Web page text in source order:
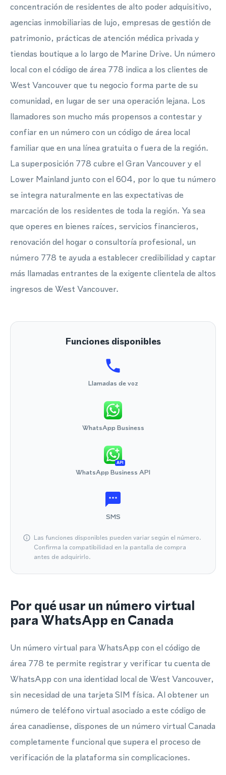
concentración de residentes de alto poder adquisitivo,
agencias inmobiliarias de lujo, empresas de gestión de
patrimonio, prácticas de atención médica privada y
tiendas boutique a lo largo de Marine Drive. Un número
local con el código de área 778 indica a los clientes de
West Vancouver que tu negocio forma parte de su
comunidad, en lugar de ser una operación lejana. Los
llamadores son mucho más propensos a contestar y
confiar en un número con un código de área local
familiar que en una línea gratuita o fuera de la región.
La superposición 778 cubre el Gran Vancouver y el
Lower Mainland junto con el 604, por lo que tu número
se integra naturalmente en las expectativas de
marcación de los residentes de toda la región. Ya sea
que operes en bienes raíces, servicios financieros,
renovación del hogar o consultoría profesional, un
número 778 te ayuda a establecer credibilidad y captar
más llamadas entrantes de la exigente clientela de altos
ingresos de West Vancouver.
Funciones disponibles
Llamadas de voz
WhatsApp Business
API
WhatsApp Business API
SMS
Las funciones disponibles pueden variar según el número.
Confirma la compatibilidad en la pantalla de compra
antes de adquirirlo.
Por qué usar un número virtual
para WhatsApp en Canada
Un número virtual para WhatsApp con el código de
área 778 te permite registrar y verificar tu cuenta de
WhatsApp con una identidad local de West Vancouver,
sin necesidad de una tarjeta SIM física. Al obtener un
número de teléfono virtual asociado a este código de
área canadiense, dispones de un número virtual Canada
completamente funcional que supera el proceso de
verificación de la plataforma sin complicaciones.